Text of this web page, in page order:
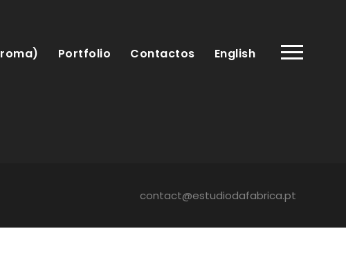
Portfolio Contactos English
contact@estudiodafabrica.pt